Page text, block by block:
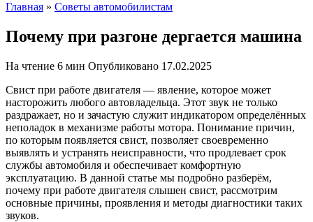
Главная » Советы автомобилистам
Почему при разгоне дергается машина
На чтение 6 мин Опубликовано 17.02.2025
Свист при работе двигателя — явление, которое может
насторожить любого автовладельца. Этот звук не только
раздражает, но и зачастую служит индикатором определённых
неполадок в механизме работы мотора. Понимание причин,
по которым появляется свист, позволяет своевременно
выявлять и устранять неисправности, что продлевает срок
службы автомобиля и обеспечивает комфортную
эксплуатацию. В данной статье мы подробно разберём,
почему при работе двигателя слышен свист, рассмотрим
основные причины, проявления и методы диагностики таких
звуков.